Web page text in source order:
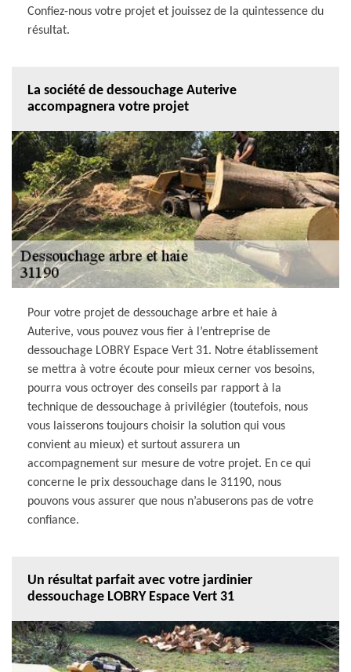
Confiez-nous votre projet et jouissez de la quintessence du
résultat.
La société de dessouchage Auterive
accompagnera votre projet
Pour votre projet de dessouchage arbre et haie à
Auterive, vous pouvez vous fier à l’entreprise de
dessouchage LOBRY Espace Vert 31. Notre établissement
se mettra à votre écoute pour mieux cerner vos besoins,
pourra vous octroyer des conseils par rapport à la
technique de dessouchage à privilégier (toutefois, nous
vous laisserons toujours choisir la solution qui vous
convient au mieux) et surtout assurera un
accompagnement sur mesure de votre projet. En ce qui
concerne le prix dessouchage dans le 31190, nous
pouvons vous assurer que nous n’abuserons pas de votre
confiance.
Un résultat parfait avec votre jardinier
dessouchage LOBRY Espace Vert 31